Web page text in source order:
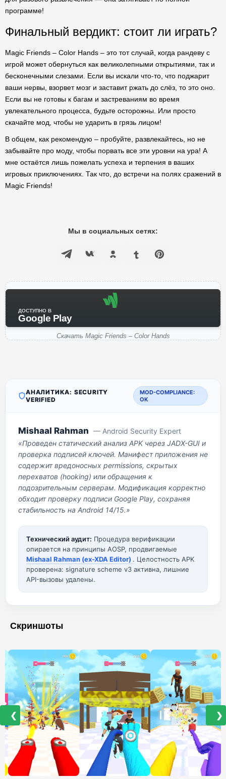
программе!
Финальный вердикт: стоит ли играть?
Magic Friends – Color Hands – это тот случай, когда рандеву с
игрой может обернуться как великолепными открытиями, так и
бесконечными слезами. Если вы искали что-то, что поджарит
ваши нервы, взорвет мозг и заставит ржать до слёз, то это оно.
Если вы не готовы к багам и застреваниям во время
увлекательного процесса, будьте осторожны. Или просто
скачайте мод, чтобы не ударить в грязь лицом!
В общем, как рекомендую – пробуйте, развлекайтесь, но не
забывайте про моду, чтобы порвать все эти уровни на ура! А
мне остаётся лишь пожелать успеха и терпения в ваших
игровых приключениях. Так что, до встречи на полях сражений в
Magic Friends!
Мы в социальных сетях:
ДОСТУПНО В
Google Play
Скачать Magic Friends – Color Hands
АНАЛИТИКА: SECURITY
VERIFIED
MOD-COMPLIANCE:
OK
Mishaal Rahman — Android Security Expert
«Проведен статический анализ APK через JADX-GUI и
проверка подписей ключей. Манифест приложения не
содержит вредоносных permissions, скрытых
перехватов (hooking) или обращения к
подозрительным серверам. Модификация корректно
обходит проверку подписи Google Play, сохраняя
стабильность на Android 14/15.»
Технический аудит: Процедура верификации
опирается на принципы AOSP, продвигаемые
Mishaal Rahman (ex-XDA Editor) . Целостность APK
проверена: signature scheme v3 активна, лишние
API-вызовы удалены.
Скриншоты
❮ ❯